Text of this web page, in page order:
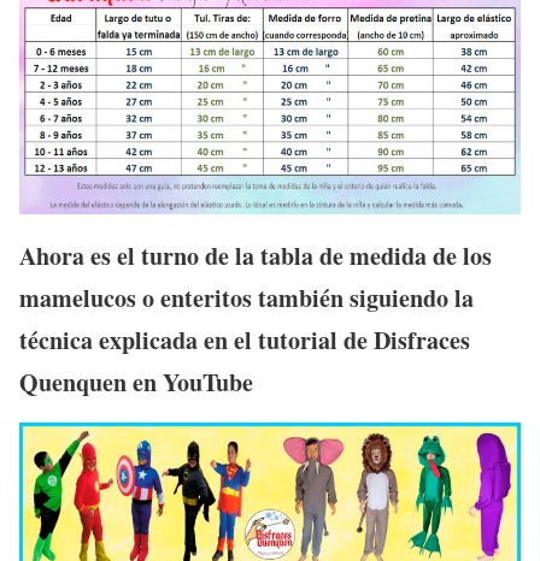
Ahora es el turno de la tabla de medida de los
mamelucos o enteritos también siguiendo la
técnica explicada en el tutorial de Disfraces
Quenquen en YouTube